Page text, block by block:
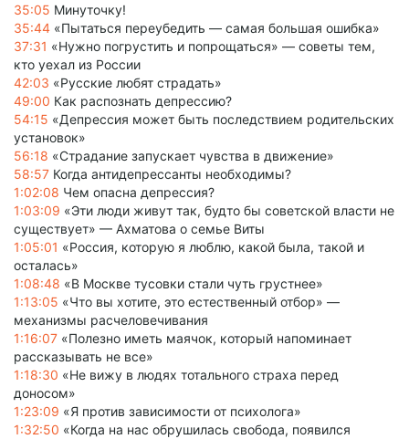
35:05 Минуточку!
35:44 «Пытаться переубедить — самая большая ошибка»
37:31 «Нужно погрустить и попрощаться» — советы тем,
кто уехал из России
42:03 «Русские любят страдать»
49:00 Как распознать депрессию?
54:15 «Депрессия может быть последствием родительских
установок»
56:18 «Страдание запускает чувства в движение»
58:57 Когда антидепрессанты необходимы?
1:02:08 Чем опасна депрессия?
1:03:09 «Эти люди живут так, будто бы советской власти не
существует» — Ахматова о семье Виты
1:05:01 «Россия, которую я люблю, какой была, такой и
осталась»
1:08:48 «В Москве тусовки стали чуть грустнее»
1:13:05 «Что вы хотите, это естественный отбор» —
механизмы расчеловечивания
1:16:07 «Полезно иметь маячок, который напоминает
рассказывать не все»
1:18:30 «Не вижу в людях тотального страха перед
доносом»
1:23:09 «Я против зависимости от психолога»
1:32:50 «Когда на нас обрушилась свобода, появился